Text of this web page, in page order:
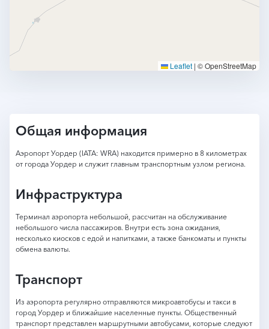
Leaflet | © OpenStreetMap
Общая информация
Аэропорт Уордер (IATA: WRA) находится примерно в 8 километрах
от города Уордер и служит главным транспортным узлом региона.
Инфраструктура
Терминал аэропорта небольшой, рассчитан на обслуживание
небольшого числа пассажиров. Внутри есть зона ожидания,
несколько киосков с едой и напитками, а также банкоматы и пункты
обмена валюты.
Транспорт
Из аэропорта регулярно отправляются микроавтобусы и такси в
город Уордер и ближайшие населенные пункты. Общественный
транспорт представлен маршрутными автобусами, которые следуют